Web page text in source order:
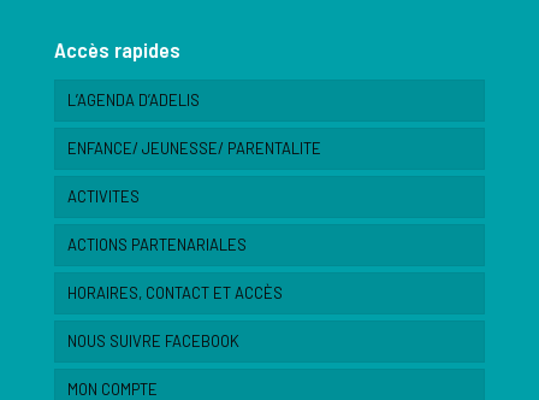
Accès rapides
L’AGENDA D’ADELIS
ENFANCE/ JEUNESSE/ PARENTALITE
ACTIVITES
ACTIONS PARTENARIALES
HORAIRES, CONTACT ET ACCÈS
NOUS SUIVRE FACEBOOK
MON COMPTE